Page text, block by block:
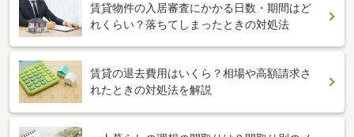
賃貸物件の入居審査にかかる日数・期間はど
れくらい？落ちてしまったときの対処法
賃貸の退去費用はいくら？相場や高額請求さ
れたときの対処法を解説